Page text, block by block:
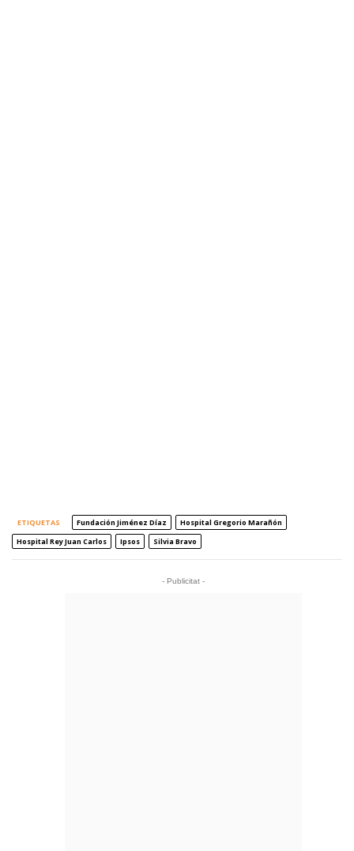
ETIQUETAS Fundación Jiménez Díaz
Hospital Gregorio Marañón
Hospital Rey Juan Carlos
Ipsos Silvia Bravo
- Publicitat -